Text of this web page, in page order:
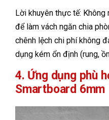
Lời khuyên thực tế:
để làm vách ngăn chia
chênh lệch chi phí không
dụng kém ổn định (rung,
4. Ứng dụng phù
Smartboard 6mm